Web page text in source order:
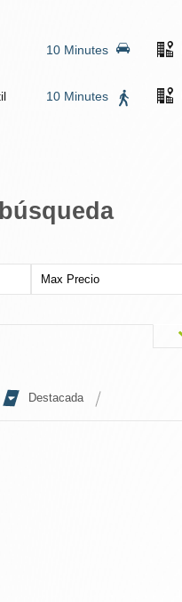
10 Minutes
10 Minutes
Destacada